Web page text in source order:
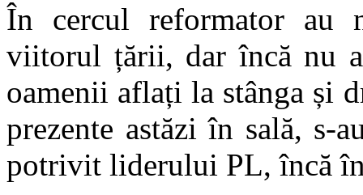
În cercul reformator au
viitorul țării, dar încă nu
oamenii aflați la stânga și
prezente astăzi în sală, s-
potrivit liderului PL, încă